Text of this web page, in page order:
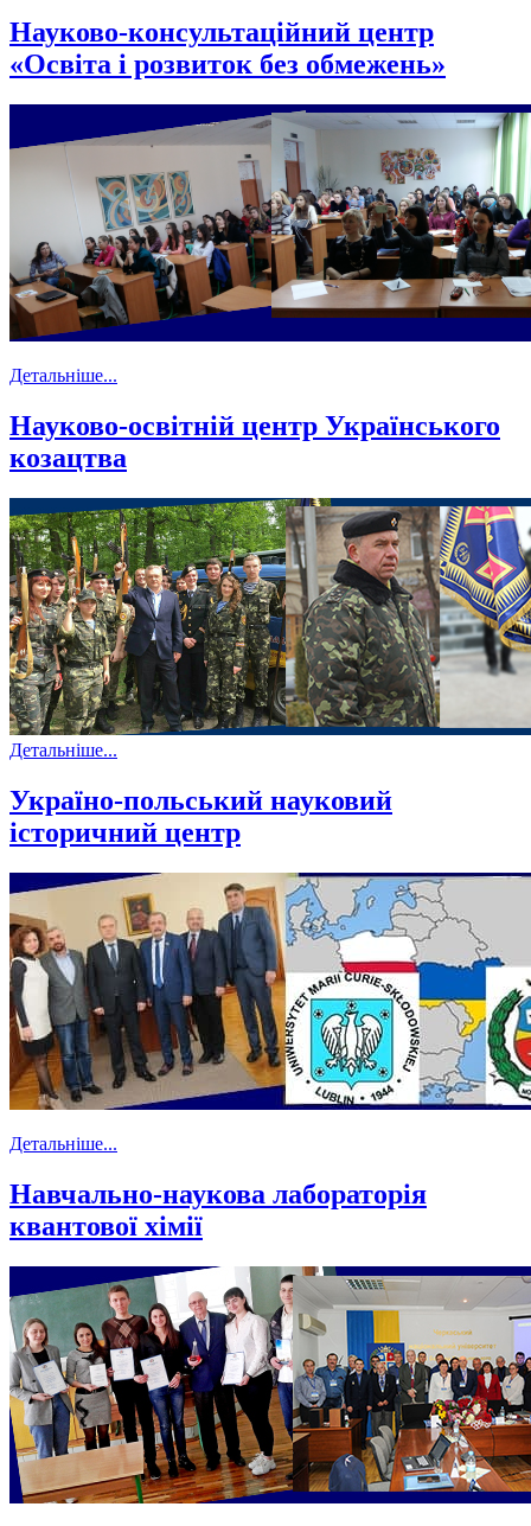
Науково-консультаційний центр
«Освіта і розвиток без обмежень»
Детальніше...
Науково-освітній центр Українського
козацтва
Детальніше...
Україно-польський науковий
історичний центр
Детальніше...
Навчально-наукова лабораторія
квантової хімії